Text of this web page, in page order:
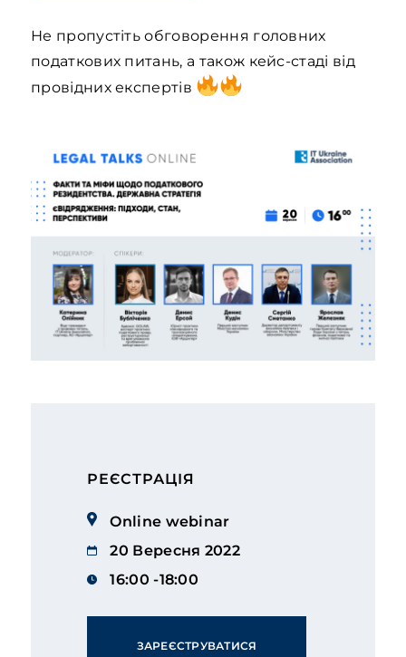
Не пропустіть обговорення головних
податкових питань, а також кейс-стаді від
провідних експертів
РЕЄСТРАЦІЯ
Online webinar
20 Вересня 2022
16:00 -18:00
ЗАРЕЄСТРУВАТИСЯ